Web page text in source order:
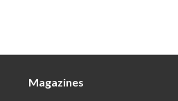
Magazines